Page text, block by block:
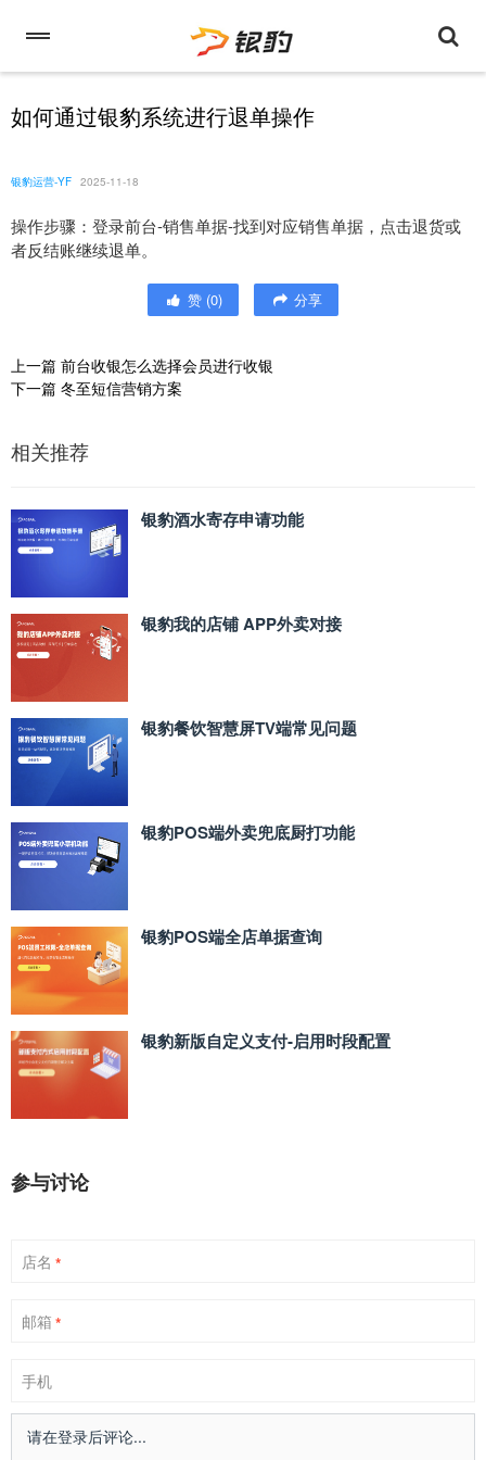
如何通过银豹系统进行退单操作
银豹运营-YF 2025-11-18
操作步骤：登录前台-销售单据-找到对应销售单据，点击退货或
者反结账继续退单。
赞 (0) 分享
上一篇 前台收银怎么选择会员进行收银
下一篇 冬至短信营销方案
相关推荐
银豹酒水寄存申请功能
银豹我的店铺 APP外卖对接
银豹餐饮智慧屏TV端常见问题
银豹POS端外卖兜底厨打功能
银豹POS端全店单据查询
银豹新版自定义支付‑启用时段配置
参与讨论
店名 *
邮箱 *
手机